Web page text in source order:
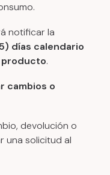
notificar la
días calendario
producto.
cambios o
devolución o
una solicitud al